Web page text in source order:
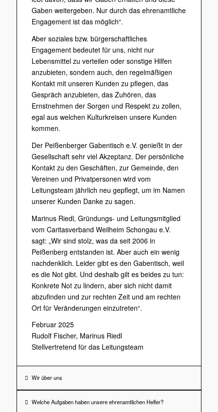
Gaben weitergeben. Nur durch das ehrenamtliche
Engagement ist das möglich“.
Aber soziales bzw. bürgerschaftliches
Engagement bedeutet für uns, nicht nur
Lebensmittel zu verteilen oder sonstige Hilfen
anzubieten, sondern auch, den regelmäßigen
Kontakt mit unseren Kunden zu pflegen, das
Gespräch anzubieten, das Zuhören, das
Ernstnehmen der Sorgen und Respekt zu zollen,
egal aus welchen Kulturkreisen unsere Kunden
kommen.
Der Peißenberger Gabentisch e.V. genießt in der
Gesellschaft sehr viel Akzeptanz. Der persönliche
Kontakt zu den Geschäften, zur Gemeinde, den
Vereinen und Privatpersonen wird vom
Leitungsteam jährlich neu gepflegt, um im Namen
unserer Kunden Danke zu sagen.
Marinus Riedl, Gründungs- und Leitungsmitglied
vom Caritasverband Weilheim Schongau e.V.
sagt: „Wir sind stolz, was da seit 2006 in
Peißenberg entstanden ist. Aber auch ein wenig
nachdenklich. Leider gibt es den Gabentisch, weil
es die Not gibt. Und deshalb gilt es beides zu tun:
Konkrete Not zu lindern, aber sich nicht damit
abzufinden und zur rechten Zeit und am rechten
Ort für Veränderungen einzutreten“.
Februar 2025
Rudolf Fischer, Marinus Riedl
Stellvertretend für das Leitungsteam
Wir über uns
Welche Aufgaben haben unsere ehrenamtlichen Helfer?